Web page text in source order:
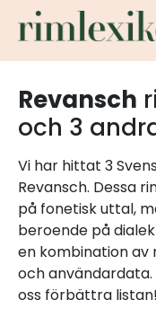
Revansch
och 3
Vi har hittat 3
Revansch. Dessa
på fonetisk uttal,
beroende på
en kombination
och
oss förbättra listan!